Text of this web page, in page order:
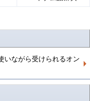
いながら受けられるオン